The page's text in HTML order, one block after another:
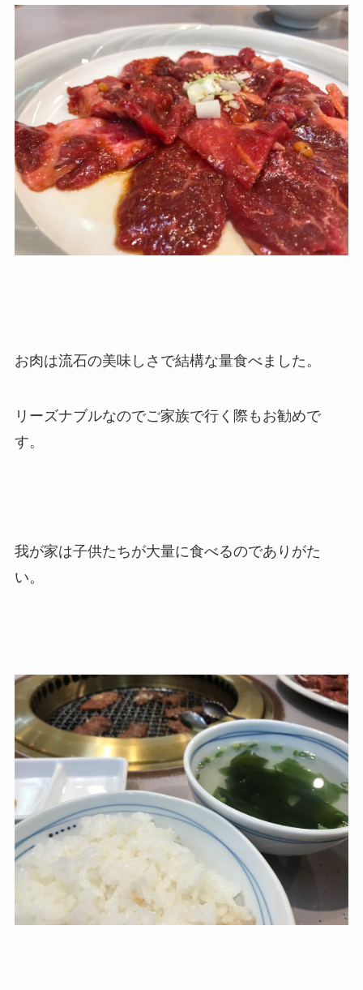
お肉は流石の美味しさで結構な量食べました。
リーズナブルなのでご家族で行く際もお勧めで
す。
我が家は子供たちが大量に食べるのでありがた
い。